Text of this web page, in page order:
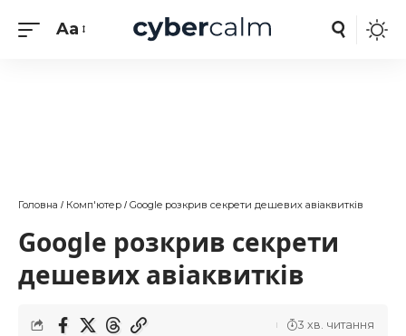
Aa
Головна / Комп'ютер / Google розкрив секрети дешевих авіаквитків
Google розкрив секрети
дешевих авіаквитків
3 хв. читання